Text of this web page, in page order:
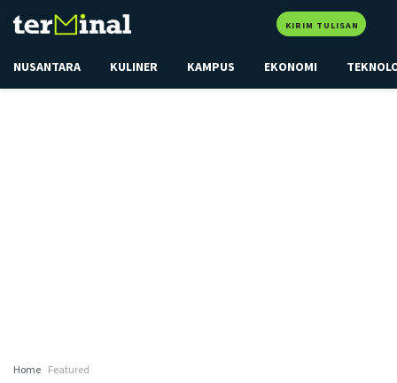
KIRIM TULISAN
NUSANTARA KULINER KAMPUS EKONOMI
Home Featured